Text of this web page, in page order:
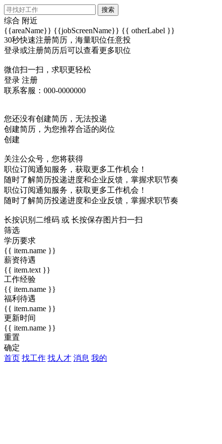
搜索
综合 附近
{{areaName}} {{jobScreenName}} {{ otherLabel }}
30秒快速注册简历，海量职位任意投
登录或注册简历后可以查看更多职位
微信扫一扫，求职更轻松
登录 注册
联系客服：000-0000000
您还没有创建简历，无法投递
创建简历，为您推荐合适的岗位
创建
关注公众号，您将获得
职位订阅通知服务，获取更多工作机会！
随时了解简历投递进度和企业反馈，掌握求职节奏
职位订阅通知服务，获取更多工作机会！
随时了解简历投递进度和企业反馈，掌握求职节奏
长按识别二维码 或 长按保存图片扫一扫
筛选
学历要求
{{ item.name }}
薪资待遇
{{ item.text }}
工作经验
{{ item.name }}
福利待遇
{{ item.name }}
更新时间
{{ item.name }}
重置
确定
首页 找工作 找人才 消息 我的